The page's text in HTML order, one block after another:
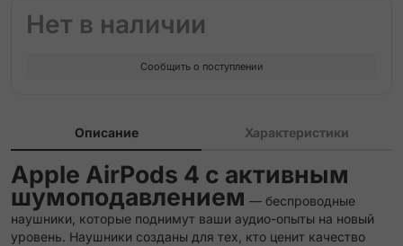
Нет в наличии
Сообщить о поступлении
Описание Характеристики
Apple AirPods 4 с активным
шумоподавлением — беспроводные
наушники, которые поднимут ваши аудио-опыты на новый
уровень. Наушники созданы для тех, кто ценит качество